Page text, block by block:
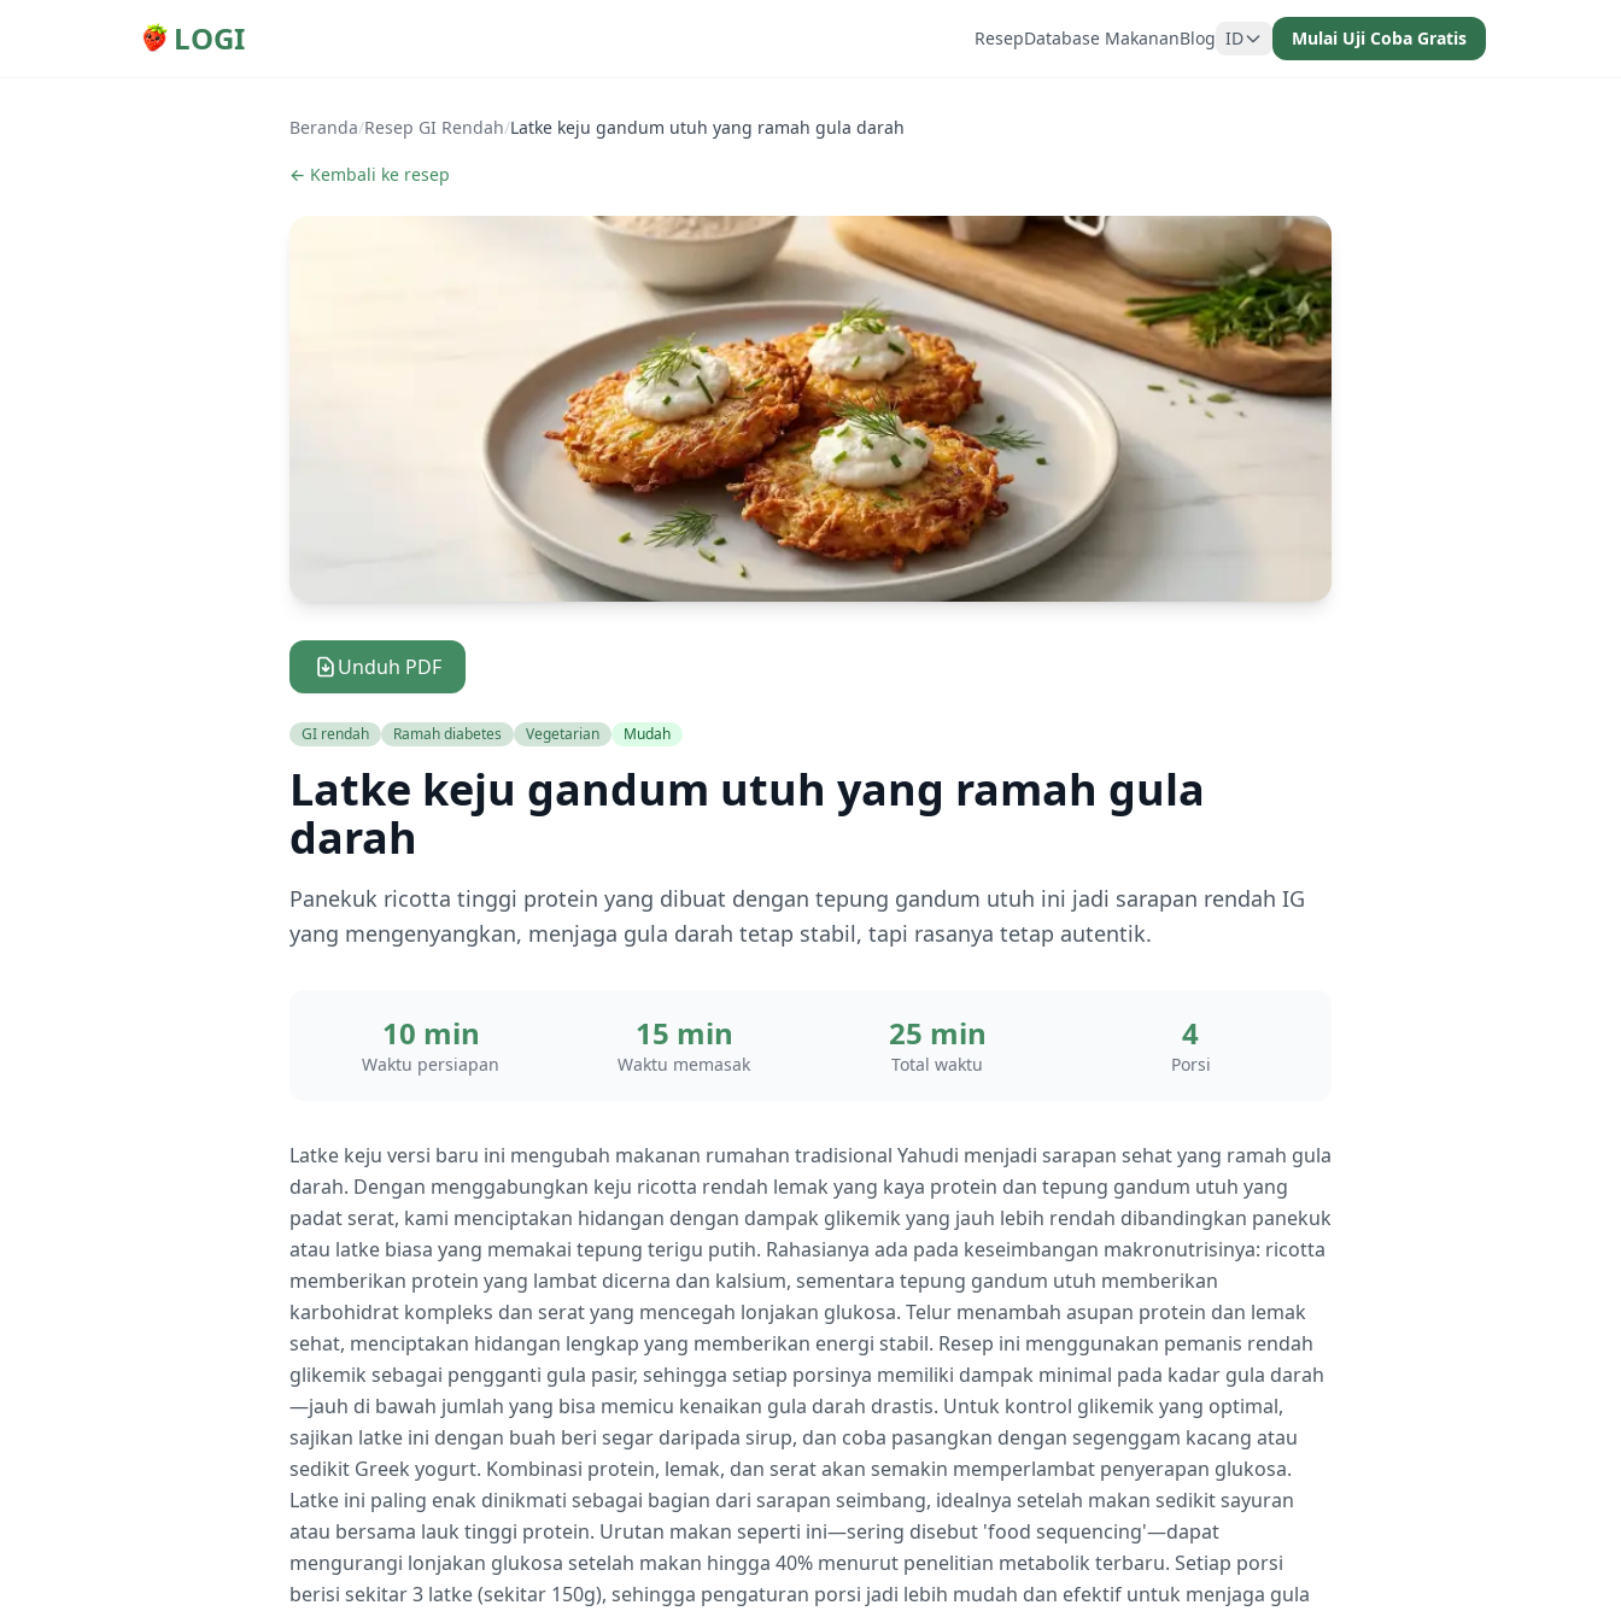
LOGI ResepDatabase MakananBlog ID Mulai Uji Coba Gratis
Beranda/Resep GI Rendah/Latke keju gandum utuh yang ramah gula darah
← Kembali ke resep
Unduh PDF
GI rendah Ramah diabetes Vegetarian Mudah
Latke keju gandum utuh yang ramah gula
darah
Panekuk ricotta tinggi protein yang dibuat dengan tepung gandum utuh ini jadi sarapan rendah IG
yang mengenyangkan, menjaga gula darah tetap stabil, tapi rasanya tetap autentik.
10 min
Waktu persiapan
15 min
Waktu memasak
25 min
Total waktu
4
Porsi
Latke keju versi baru ini mengubah makanan rumahan tradisional Yahudi menjadi sarapan sehat yang ramah gula
darah. Dengan menggabungkan keju ricotta rendah lemak yang kaya protein dan tepung gandum utuh yang
padat serat, kami menciptakan hidangan dengan dampak glikemik yang jauh lebih rendah dibandingkan panekuk
atau latke biasa yang memakai tepung terigu putih. Rahasianya ada pada keseimbangan makronutrisinya: ricotta
memberikan protein yang lambat dicerna dan kalsium, sementara tepung gandum utuh memberikan
karbohidrat kompleks dan serat yang mencegah lonjakan glukosa. Telur menambah asupan protein dan lemak
sehat, menciptakan hidangan lengkap yang memberikan energi stabil. Resep ini menggunakan pemanis rendah
glikemik sebagai pengganti gula pasir, sehingga setiap porsinya memiliki dampak minimal pada kadar gula darah
—jauh di bawah jumlah yang bisa memicu kenaikan gula darah drastis. Untuk kontrol glikemik yang optimal,
sajikan latke ini dengan buah beri segar daripada sirup, dan coba pasangkan dengan segenggam kacang atau
sedikit Greek yogurt. Kombinasi protein, lemak, dan serat akan semakin memperlambat penyerapan glukosa.
Latke ini paling enak dinikmati sebagai bagian dari sarapan seimbang, idealnya setelah makan sedikit sayuran
atau bersama lauk tinggi protein. Urutan makan seperti ini—sering disebut 'food sequencing'—dapat
mengurangi lonjakan glukosa setelah makan hingga 40% menurut penelitian metabolik terbaru. Setiap porsi
berisi sekitar 3 latke (sekitar 150g), sehingga pengaturan porsi jadi lebih mudah dan efektif untuk menjaga gula